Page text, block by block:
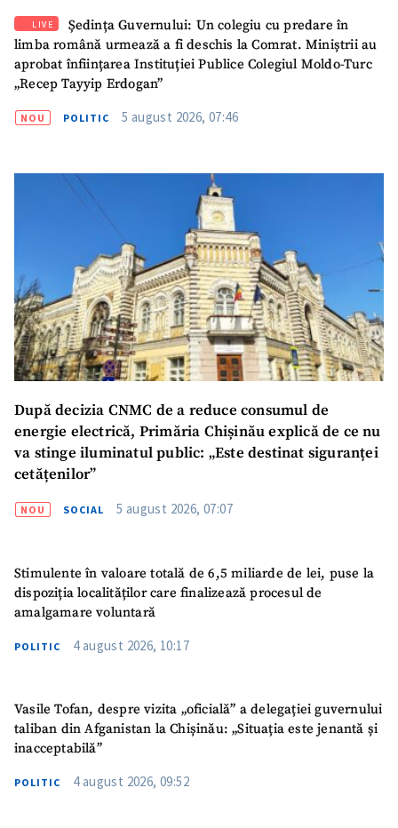
LIVE
Ședința Guvernului: Un colegiu cu predare în
limba română urmează a fi deschis la Comrat. Miniștrii au
aprobat înființarea Instituției Publice Colegiul Moldo-Turc
„Recep Tayyip Erdogan”
NOU POLITIC 5 august 2026, 07:46
După decizia CNMC de a reduce consumul de
energie electrică, Primăria Chișinău explică de ce nu
va stinge iluminatul public: „Este destinat siguranței
cetățenilor”
NOU SOCIAL 5 august 2026, 07:07
Stimulente în valoare totală de 6,5 miliarde de lei, puse la
dispoziția localităților care finalizează procesul de
amalgamare voluntară
POLITIC 4 august 2026, 10:17
Vasile Tofan, despre vizita „oficială” a delegației guvernului
taliban din Afganistan la Chișinău: „Situația este jenantă și
inacceptabilă”
POLITIC 4 august 2026, 09:52